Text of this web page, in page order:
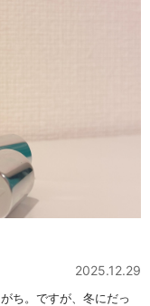
2025.12.29
ち。ですが、冬にだっ